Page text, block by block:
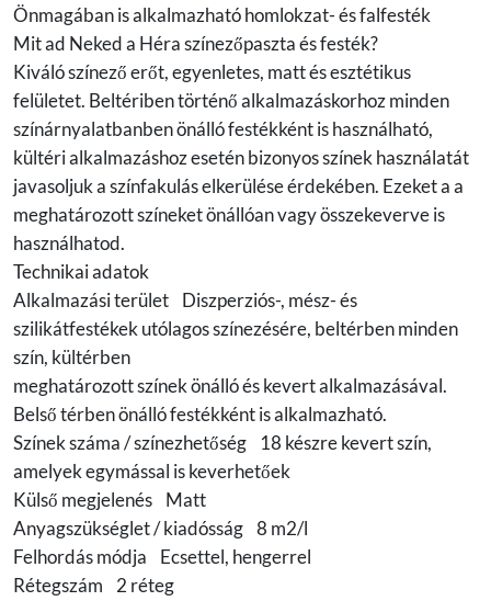
Önmagában is alkalmazható homlokzat- és falfesték
Mit ad Neked a Héra színezőpaszta és festék?
Kiváló színező erőt, egyenletes, matt és esztétikus
felületet. Beltériben történő alkalmazáskorhoz minden
színárnyalatbanben önálló festékként is használható,
kültéri alkalmazáshoz esetén bizonyos színek használatát
javasoljuk a színfakulás elkerülése érdekében. Ezeket a a
meghatározott színeket önállóan vagy összekeverve is
használhatod.
Technikai adatok
Alkalmazási terület Diszperziós-, mész- és
szilikátfestékek utólagos színezésére, beltérben minden
szín, kültérben
meghatározott színek önálló és kevert alkalmazásával.
Belső térben önálló festékként is alkalmazható.
Színek száma / színezhetőség 18 készre kevert szín,
amelyek egymással is keverhetőek
Külső megjelenés Matt
Anyagszükséglet / kiadósság 8 m2/l
Felhordás módja Ecsettel, hengerrel
Rétegszám 2 réteg